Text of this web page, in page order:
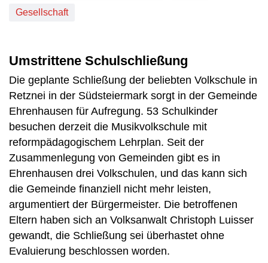
Gesellschaft
Umstrittene Schulschließung
Die geplante Schließung der beliebten Volkschule in
Retznei in der Südsteiermark sorgt in der Gemeinde
Ehrenhausen für Aufregung. 53 Schulkinder
besuchen derzeit die Musikvolkschule mit
reformpädagogischem Lehrplan. Seit der
Zusammenlegung von Gemeinden gibt es in
Ehrenhausen drei Volkschulen, und das kann sich
die Gemeinde finanziell nicht mehr leisten,
argumentiert der Bürgermeister. Die betroffenen
Eltern haben sich an Volksanwalt Christoph Luisser
gewandt, die Schließung sei überhastet ohne
Evaluierung beschlossen worden.